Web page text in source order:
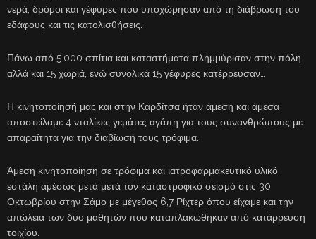
νερά, δρόμοι και γέφυρες που υποχώρησαν από τη διάβρωση του
εδάφους και τις κατολισθήσεις.
Πάνω από 5.000 σπίτια και καταστήματα πλημμύρισαν στην πόλη
αλλά και 15 χωριά, ενώ συνολικά 15 γέφυρες κατέρρευσαν…
Η κινητοποίησή μας και στην Καρδίτσα ήταν άμεση και άμεσα
αποστείλαμε 4 νταλίκες γεμάτες αγάπη για τους συνανθρώπους με
απαραίτητα για την διαβίωσή τους τρόφιμα.
Άμεση κινητοποίηση σε τρόφιμα και ιατροφαρμακευτικό υλικό
εστάλη αμέσως μετά μετά τον καταστροφικό σεισμό στις 30
Οκτωβρίου στην Σάμο με μέγεθος 6,7 Ρίχτερ όπου είχαμε και την
απώλεια των δύο μαθητών που καταπλακώθηκαν από κατάρρευση
τοιχίου.